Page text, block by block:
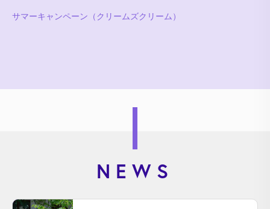
サマーキャンペーン（クリームズクリーム）
NEWS